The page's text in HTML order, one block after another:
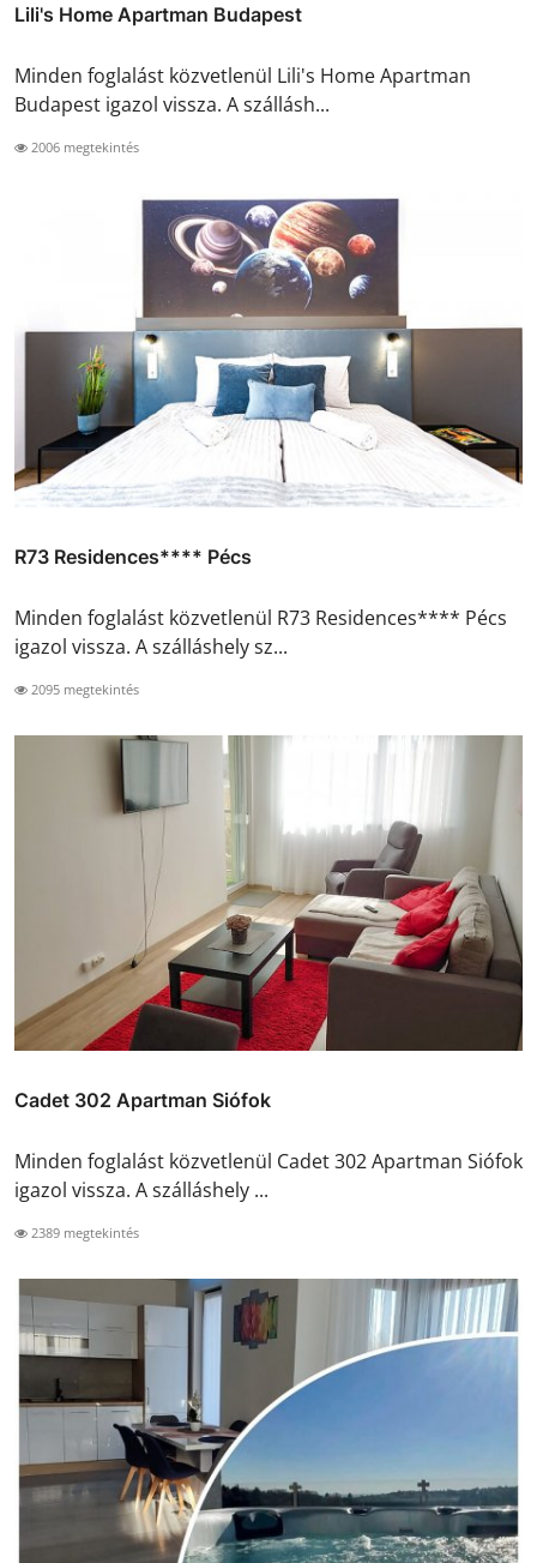
Lili's Home Apartman Budapest
Minden foglalást közvetlenül Lili's Home Apartman
Budapest igazol vissza. A szállásh...
2006 megtekintés
R73 Residences**** Pécs
Minden foglalást közvetlenül R73 Residences**** Pécs
igazol vissza. A szálláshely sz...
2095 megtekintés
Cadet 302 Apartman Siófok
Minden foglalást közvetlenül Cadet 302 Apartman Siófok
igazol vissza. A szálláshely ...
2389 megtekintés